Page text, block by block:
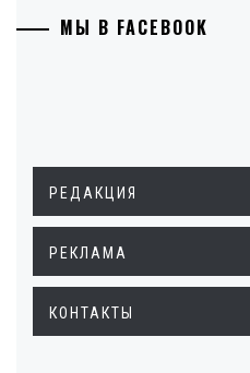
МЫ В FACEBOOK
РЕДАКЦИЯ
РЕКЛАМА
КОНТАКТЫ